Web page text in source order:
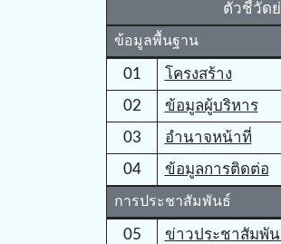
ตัวชี้วัด
ข้อมูลพื้นฐาน
01 โครงสร้าง
02 ข้อมูลผู้บริหาร
03 อำนาจหน้าที่
04 ข้อมูลการติดต่อ
การประชาสัมพันธ์
05 ข่าวประชาสัมพั